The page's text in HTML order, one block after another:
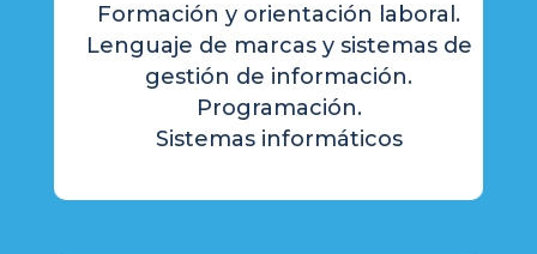
Formación y orientación laboral.
Lenguaje de marcas y sistemas de
gestión de información.
Programación.
Sistemas informáticos